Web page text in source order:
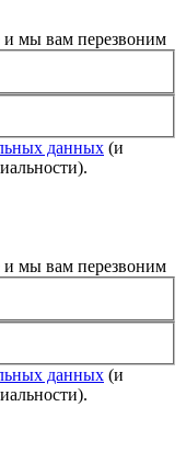
и мы вам перезвоним
данных (и
и мы вам перезвоним
данных (и